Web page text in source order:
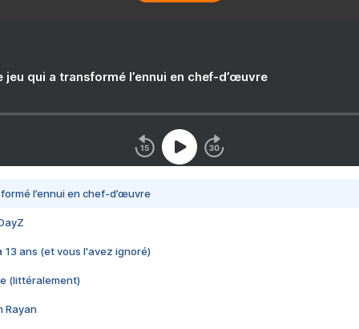
jeu qui a transformé l’ennui en chef-d’œuvre
l’ennui en chef-d’œuvre
13 ans (et vous l'avez ignoré)
(littéralement)
Rayan